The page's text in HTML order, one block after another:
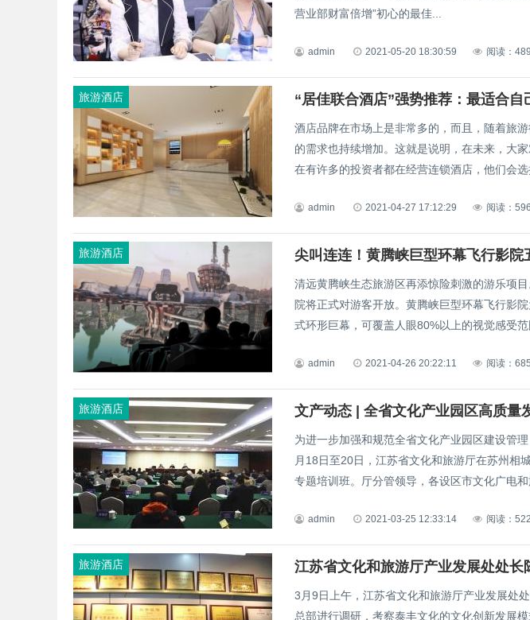
营业部财富倍增”初心的最佳...
admin 2021-05-20 18:30:59 阅读：
旅游酒店 “居佳联合酒店”强势推荐：最适合自
酒店品牌在市场上是非常多的，而且，随着旅
的需求也持续增加。这就是说明，在未来，大
在有许多的投资者都在经营连锁酒店，他们会选
admin 2021-04-27 17:12:29 阅读：
旅游酒店 尖叫连连！黄腾峡巨型环幕飞行影院
清远黄腾峡生态旅游区再添惊险刺激的游乐项
院将正式对游客开放。黄腾峡巨型环幕飞行影
式环形巨幕，可覆盖人眼80%以上的视觉感受范
admin 2021-04-26 20:22:11 阅读：
旅游酒店 文产动态 | 全省文化产业园区高质量
为进一步加强和规范全省文化产业园区建设管
月18日至20日，江苏省文化和旅游厅在苏州相
专题培训班。厅分管领导，各设区市文化广电和
admin 2021-03-25 12:33:14 阅读：
旅游酒店
3月9日上午，江苏省文化和旅游厅产业发展处
总部进行调研，考察泰丰文化的文化创新发展